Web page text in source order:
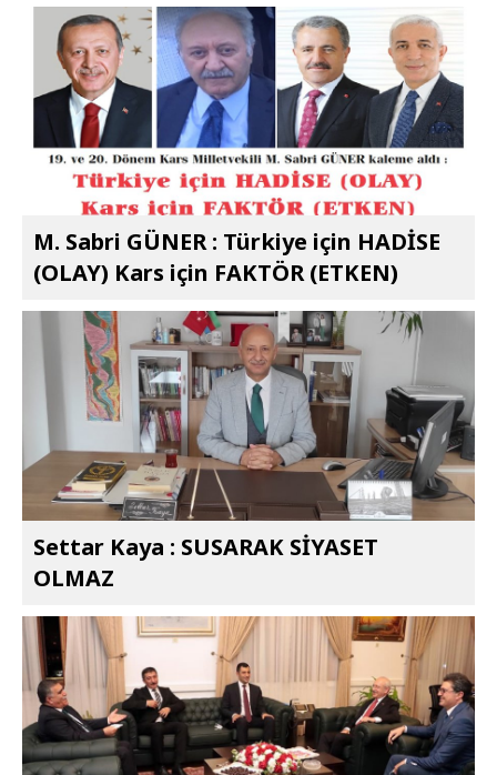
M. Sabri GÜNER : Türkiye için HADİSE
(OLAY) Kars için FAKTÖR (ETKEN)
Settar Kaya : SUSARAK SİYASET
OLMAZ